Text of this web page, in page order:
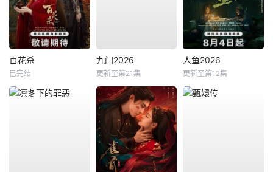
百花杀
已完结
九门2026
更新至第21集
人鱼2026
更新至第12集